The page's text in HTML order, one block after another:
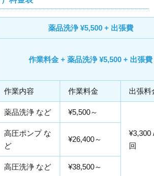
薬品洗浄 ¥5,500 + 出張費
作業料金 + 薬品洗浄 ¥5,500 + 出張費
作業内容 作業料金 出張料
薬品洗浄 など ¥5,500～
¥3,300
回
高圧ポンプ な
ど
¥26,400～
高圧洗浄 など ¥38,500～